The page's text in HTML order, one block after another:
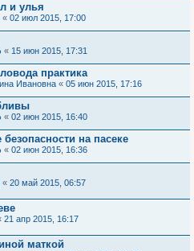
и улья
« 02 июл 2015, 17:00
« 15 июн 2015, 17:31
практика
Ивановна « 05 июн 2015, 17:16
« 02 июн 2015, 16:40
на пасеке
« 02 июн 2015, 16:36
« 20 май 2015, 06:57
21 апр 2015, 16:17
маткой